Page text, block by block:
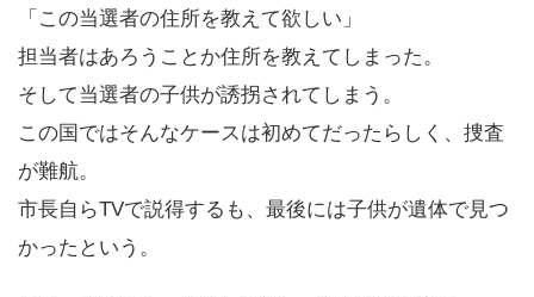
「この当選者の住所を教えて欲しい」
担当者はあろうことか住所を教えてしまった。
そして当選者の子供が誘拐されてしまう。
この国ではそんなケースは初めてだったらしく、捜査
が難航。
市長自らTVで説得するも、最後には子供が遺体で見つ
かったという。